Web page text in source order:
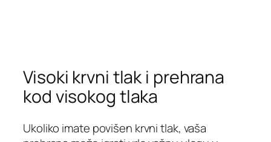
Visoki krvni tlak i prehrana
kod visokog tlaka
Ukoliko imate povišen krvni tlak, vaša